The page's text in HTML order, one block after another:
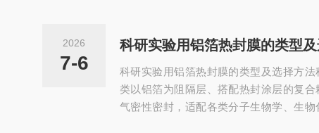
上手的步骤，让学习者快速掌握封板膜的
的封板膜、96/384孔板、无粉手套...
2026
7-6
科研实验用铝箔热封膜的类型
科研实验用铝箔热封膜的类型及选择方
类以铝箔为阻隔层、搭配热封涂层的复
气密性密封，适配各类分子生物学、生